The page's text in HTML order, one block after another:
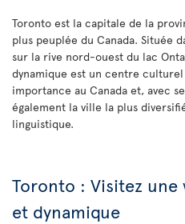
Toronto est la capitale de la
plus peuplée du Canada. Située
sur la rive nord-ouest du lac
dynamique est un centre
importance au Canada et, avec
également la ville la plus
linguistique.
Toronto : Visitez
et dynamique